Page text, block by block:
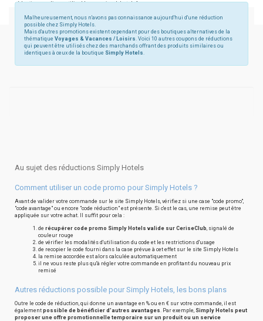
réductions en ligne utilisables sur simplyhotelsfrance.com
Malheureusement, nous n'avons pas connaissance aujourd'hui d'une réduction
possible chez Simply Hotels.
Mais d'autres promotions existent cependant pour des boutiques alternatives de la
thématique Voyages & Vacances / Loisirs. Voici 10 autres coupons de réductions
qui peuvent être utilisés chez des marchands offrant des produits similaires ou
identiques à ceux de la boutique Simply Hotels.
Au sujet des réductions Simply Hotels
Comment utiliser un code promo pour Simply Hotels ?
Avant de valider votre commande sur le site Simply Hotels, vérifiez si une case "code promo",
"code avantage" ou encore "code réduction" est présente. Si c'est le cas, une remise peut être
appliquée sur votre achat. Il suffit pour cela :
de récupérer code promo Simply Hotels valide sur CeriseClub, signalé de
couleur rouge
de vérifier les modalités d'utilisation du code et les restrictions d'usage
de recopier le code fourni dans la case prévue à cet effet sur le site Simply Hotels
la remise accordée est alors calculée automatiquement
il ne vous reste plus qu'à régler votre commande en profitant du nouveau prix
remisé
Autres réductions possible pour Simply Hotels, les bons plans
Outre le code de réduction, qui donne un avantage en % ou en € sur votre commande, il est
également possible de bénéficier d'autres avantages. Par exemple, Simply Hotels peut
proposer une offre promotionnelle temporaire sur un produit ou un service